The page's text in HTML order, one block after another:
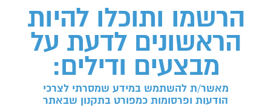
הרשמו ותוכלו להיות
הראשונים לדעת על
מבצעים ודילים:
מאשר/ת להשתמש במידע שמסרתי לצרכי
הודעות ופרסומות כמפורט בתקנון שבאתר